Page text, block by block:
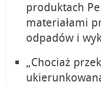
produktach
materiałami
odpadów i
„Chociaż